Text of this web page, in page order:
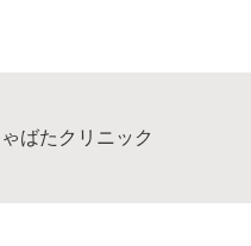
ばたクリニック